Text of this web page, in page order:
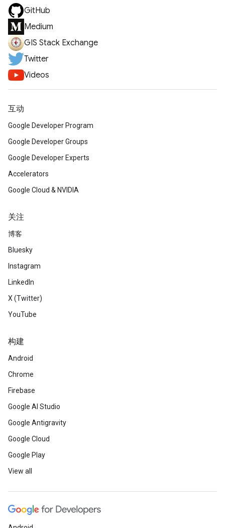
GitHub
Medium
GIS Stack Exchange
Twitter
Videos
互动
Google Developer Program
Google Developer Groups
Google Developer Experts
Accelerators
Google Cloud & NVIDIA
关注
博客
Bluesky
Instagram
LinkedIn
X (Twitter)
YouTube
构建
Android
Chrome
Firebase
Google AI Studio
Google Antigravity
Google Cloud
Google Play
View all